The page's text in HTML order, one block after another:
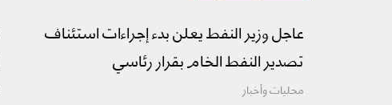
عاجل وزير النفط يعلن بدء إجراءات استئناف
تصدير النفط الخام بقرار رئاسي
محليات وأخبار